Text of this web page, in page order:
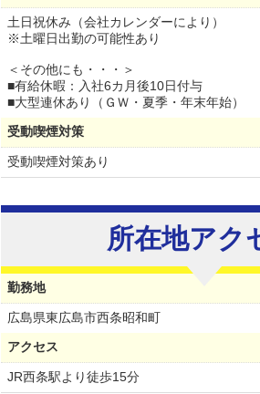
土日祝休み（会社カレンダーにより）
※土曜日出勤の可能性あり
＜その他にも・・・＞
■有給休暇：入社6カ月後10日付与
■大型連休あり（ＧＷ・夏季・年末年始）
受動喫煙対策
受動喫煙対策あり
所在地アク
勤務地
広島県東広島市西条昭和町
アクセス
JR西条駅より徒歩15分